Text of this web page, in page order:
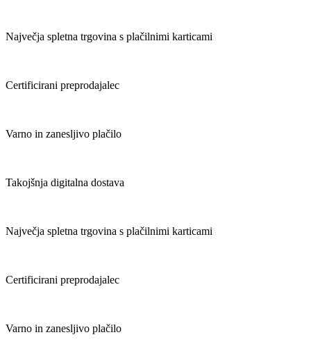
Največja spletna trgovina s plačilnimi karticami
Certificirani preprodajalec
Varno in zanesljivo plačilo
Takojšnja digitalna dostava
Največja spletna trgovina s plačilnimi karticami
Certificirani preprodajalec
Varno in zanesljivo plačilo